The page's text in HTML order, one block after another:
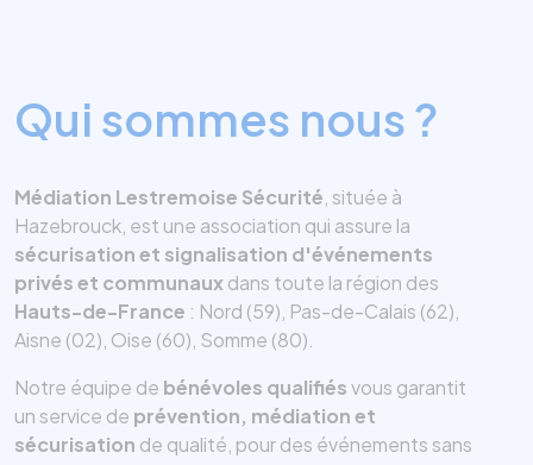
Qui sommes nous ?
Médiation Lestremoise Sécurité , située à
Hazebrouck, est une association qui assure la
sécurisation et signalisation d'événements
privés et communauxdans toute la région des
Hauts-de-France : Nord (59), Pas-de-Calais (62),
Aisne (02), Oise (60), Somme (80).
Notre équipe de bénévoles qualifiésvous garantit
un service de prévention, médiation et
sécurisation de qualité, pour des événements sans